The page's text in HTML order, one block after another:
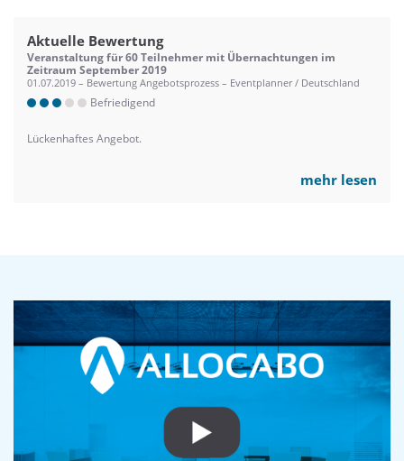
Aktuelle Bewertung
Veranstaltung für 60 Teilnehmer mit Übernachtungen im
Zeitraum September 2019
01.07.2019 – Bewertung Angebotsprozess – Eventplanner / Deutschland
Befriedigend
Lückenhaftes Angebot.
mehr lesen